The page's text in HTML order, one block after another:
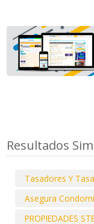
Resultados
Tasadores Y
Asegura
PROPIEDADES